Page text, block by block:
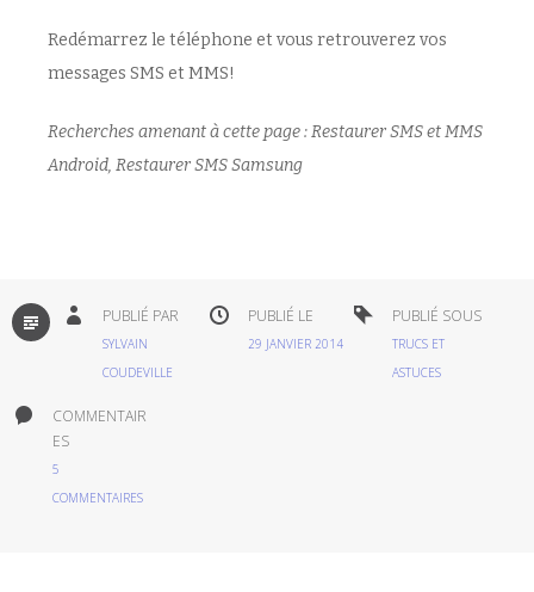
Redémarrez le téléphone et vous retrouverez vos
messages SMS et MMS!
Recherches amenant à cette page : Restaurer SMS et MMS
Android, Restaurer SMS Samsung
PAR
DÉFAUT
PUBLIÉ PAR
SYLVAIN
COUDEVILLE
PUBLIÉ LE
29 JANVIER 2014
PUBLIÉ SOUS
TRUCS ET
ASTUCES
COMMENTAIR
ES
5
COMMENTAIRES